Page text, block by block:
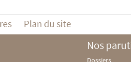
Plan du site
Nos
Dossiers